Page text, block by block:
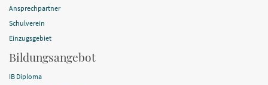
Ansprechpartner
Schulverein
Einzugsgebiet
Bildungsangebot
IB Diploma